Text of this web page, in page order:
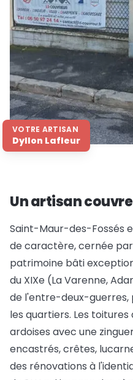
VOTRE ARTISAN
Dyllon Lafleur
Un artisan
Saint-Maur-des-Fossés
de caractère, cernée
patrimoine bâti
du XIXe (La Varenne,
de l'entre-deux-guerres,
les quartiers. Les
ardoises avec une
encastrés, crêtes,
des rénovations à